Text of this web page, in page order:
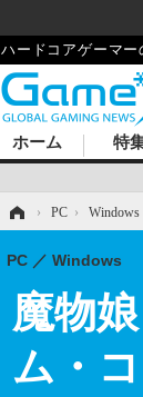
ハードコアゲーマ
ホーム 特
› PC › Windows
魔物
ム・
PC Windows